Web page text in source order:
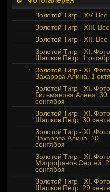
Золотой Тигр - XV. Все
Золотой Тигр - XIII. Все
Золотой Тигр - XII. Все
Золотой Тигр - XI. Фото
Шашков Пётр. 1
Золотой Тигр - XI. Фото
Захарова Алина. 1
Золотой Тигр - XI. Фото
Гильманова Алёна. 30
сентября
Золотой Тигр - XI. Фото
Шашков Пётр. 30
Золотой Тигр - XI. Фото
Захарова Алина. 30
сентября
Золотой Тигр - XI. Фото
Митрофанов Сергей.
сентября
Золотой Тигр - XI. Фото
Шашков Пётр. 29